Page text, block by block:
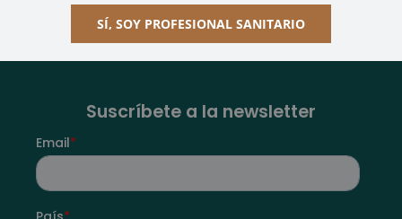
Suscríbete a la newsletter
SÍ, SOY PROFESIONAL SANITARIO